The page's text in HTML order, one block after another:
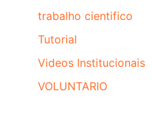
trabalho cientifico
Tutorial
Videos Institucionais
VOLUNTARIO